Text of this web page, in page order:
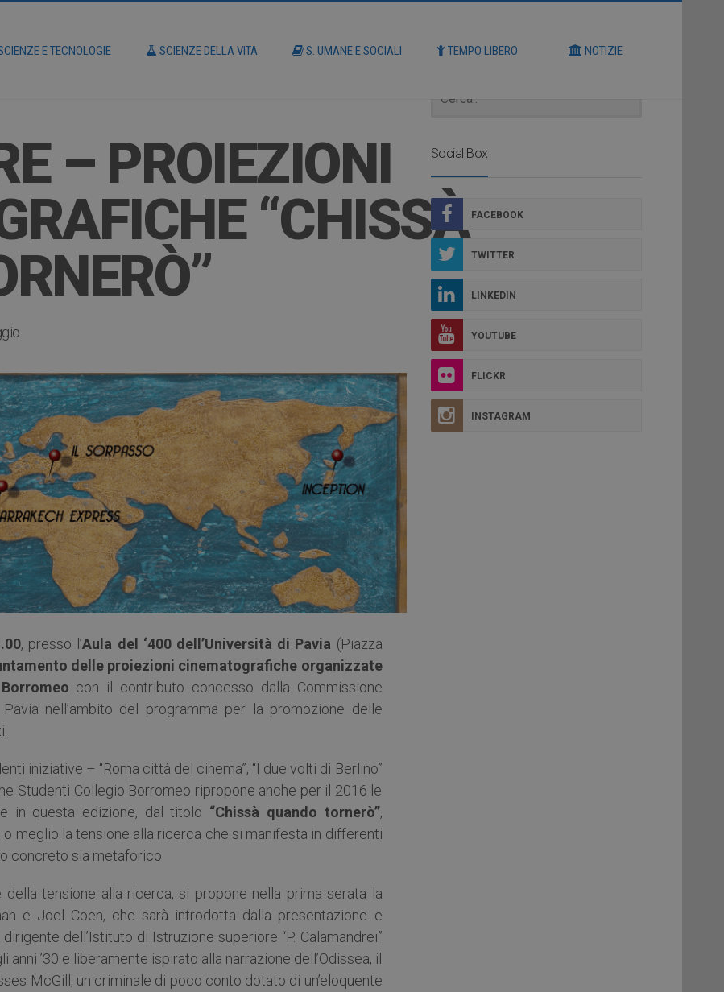
E TECNOLOGIE SCIENZE DELLA VITA S. UMANE E SOCIALI TEMPO LIBERO NOTIZIE
– PROIEZIONI
“CHISSÀ
, presso l’Aula del ‘400 dell’Università di Pavia (Piazza
delle proiezioni cinematografiche organizzate
con il contributo concesso dalla Commissione
nell’ambito del programma per la promozione delle
iniziative – “Roma città del cinema”, “I due volti di Berlino”
Studenti Collegio Borromeo ripropone anche per il 2016 le
in questa edizione, dal titolo “Chissà quando tornerò”,
o meglio la tensione alla ricerca che si manifesta in differenti
concreto sia metaforico.
tensione alla ricerca, si propone nella prima serata la
e Joel Coen, che sarà introdotta dalla presentazione e
dirigente dell’Istituto di Istruzione superiore “P. Calamandrei”
’30 e liberamente ispirato alla narrazione dell’Odissea, il
McGill, un criminale di poco conto dotato di un’eloquente
Social Box
FACEBOOK
TWITTER
LINKEDIN
YOUTUBE
FLICKR
INSTAGRAM